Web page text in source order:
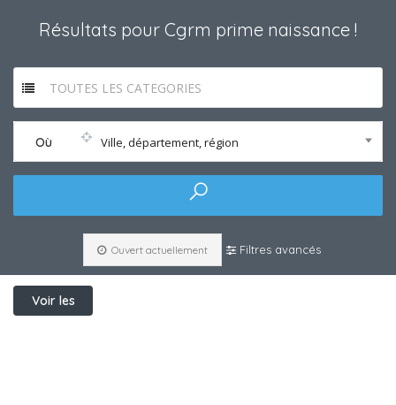
Résultats pour Cgrm prime naissance !
TOUTES LES CATEGORIES
Où Ville, département, région
Ouvert actuellement Filtres avancés
Voir les